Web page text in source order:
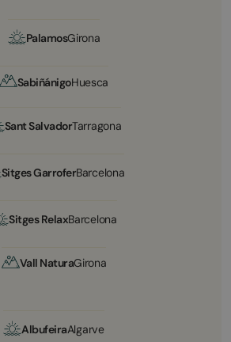
PalamosGirona
SabiñánigoHuesca
Sant SalvadorTarragona
Sitges GarroferBarcelona
Sitges RelaxBarcelona
Vall NaturaGirona
AlbufeiraAlgarve